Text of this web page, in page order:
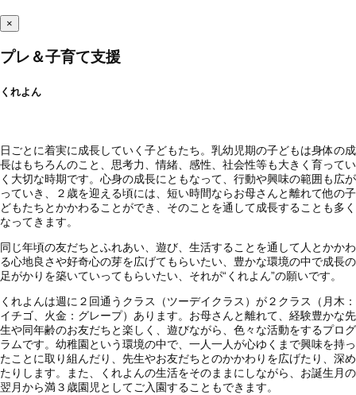
×
プレ＆子育て支援
くれよん
日ごとに着実に成長していく子どもたち。乳幼児期の子どもは身体の成
長はもちろんのこと、思考力、情緒、感性、社会性等も大きく育ってい
く大切な時期です。心身の成長にともなって、行動や興味の範囲も広が
っていき、２歳を迎える頃には、短い時間ならお母さんと離れて他の子
どもたちとかかわることができ、そのことを通して成長することも多く
なってきます。
同じ年頃の友だちとふれあい、遊び、生活することを通して人とかかわ
る心地良さや好奇心の芽を広げてもらいたい、豊かな環境の中で成長の
足がかりを築いていってもらいたい、それが“くれよん”の願いです。
くれよんは週に２回通うクラス（ツーデイクラス）が２クラス（月木：
イチゴ、火金：グレープ）あります。お母さんと離れて、経験豊かな先
生や同年齢のお友だちと楽しく、遊びながら、色々な活動をするプログ
ラムです。幼稚園という環境の中で、一人一人が心ゆくまで興味を持っ
たことに取り組んだり、先生やお友だちとのかかわりを広げたり、深め
たりします。また、くれよんの生活をそのままにしながら、お誕生月の
翌月から満３歳園児としてご入園することもできます。